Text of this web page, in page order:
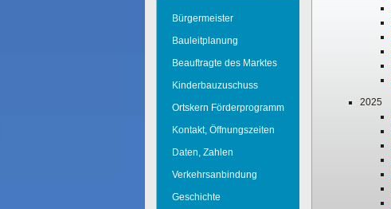
Bürgermeister
Bauleitplanung
Beauftragte des Marktes
Kinderbauzuschuss
Ortskern Förderprogramm
Kontakt, Öffnungszeiten
Daten, Zahlen
Verkehrsanbindung
Geschichte
2025